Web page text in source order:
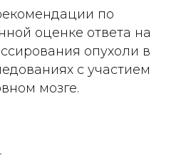
по
оценке ответа на
опухоли в
с участием
мозге.